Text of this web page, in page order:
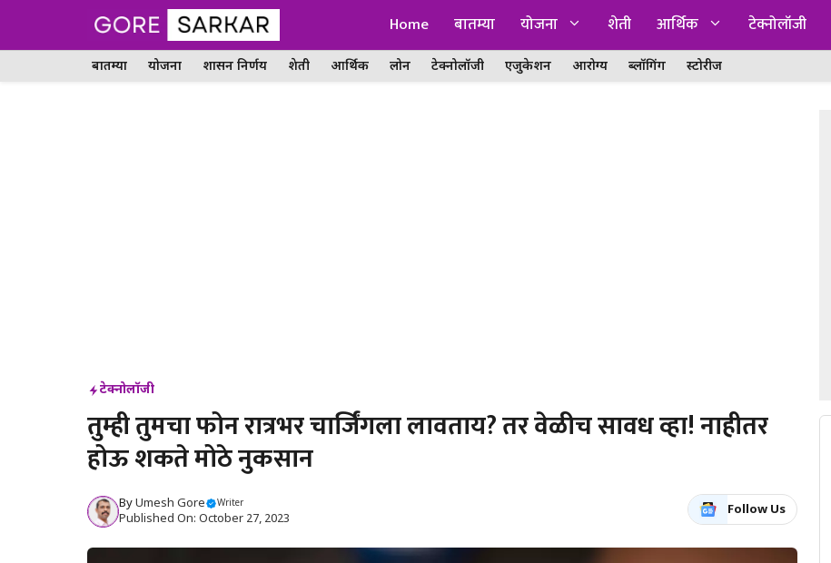
Home बातम्या योजना शेती आर्थिक टेक्नोलॉजी
बातम्या योजना शासन निर्णय शेती आर्थिक लोन टेक्नोलॉजी एजुकेशन आरोग्य ब्लॉगिंग स्टोरीज
टेक्नोलॉजी
तुम्ही तुमचा फोन रात्रभर चार्जिंगला लावताय? तर वेळीच सावध व्हा! नाहीतर
होऊ शकते मोठे नुकसान
ByUmesh Gore Writer
Published On: October 27, 2023
Follow Us